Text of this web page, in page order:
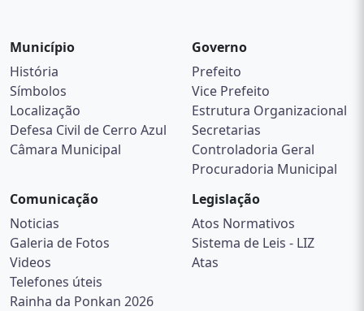
Município
História
Símbolos
Localização
Defesa Civil de Cerro Azul
Câmara Municipal
Governo
Prefeito
Vice Prefeito
Estrutura Organizacional
Secretarias
Controladoria Geral
Procuradoria Municipal
Comunicação
Noticias
Galeria de Fotos
Videos
Telefones úteis
Rainha da Ponkan 2026
Legislação
Atos Normativos
Sistema de Leis - LIZ
Atas